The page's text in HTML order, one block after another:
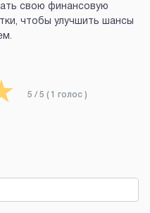
свою финансовую
чтобы улучшить шансы
5 / 5 ( 1 голос )